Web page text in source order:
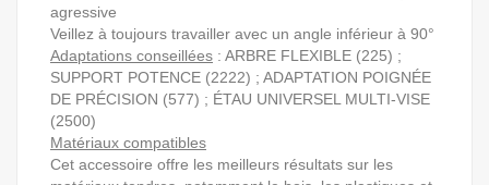
agressive
Veillez à toujours travailler avec un angle inférieur à 90°
Adaptations conseillées : ARBRE FLEXIBLE (225) ;
SUPPORT POTENCE (2222) ; ADAPTATION POIGNÉE
DE PRÉCISION (577) ; ÉTAU UNIVERSEL MULTI-VISE
(2500)
Matériaux compatibles
Cet accessoire offre les meilleurs résultats sur les